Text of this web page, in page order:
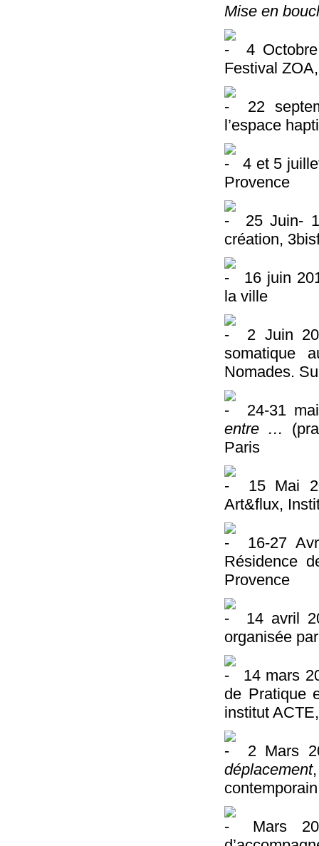
Mise en
4
Festival
22
l’espace
4 et 5
Provence
25 Juin-
création,
16 juin
la ville
2 Juin
somatique
Nomades.
24-31
entre …
Paris
15 Mai
Art&flux,
16-27
Résidence
Provence
14 avril
organisée
14 mars
de Pratique
institut
2 Mars
déplacement
Mars